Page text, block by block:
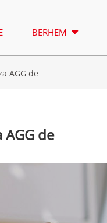
BERHEM
AGG de
de